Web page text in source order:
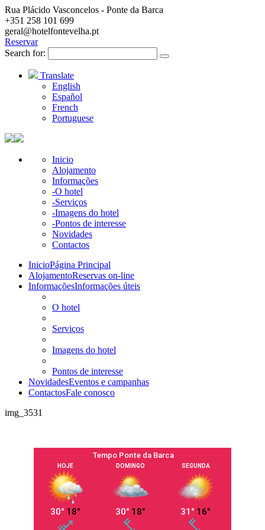
Rua Plácido Vasconcelos - Ponte da Barca
+351 258 101 699
geral@hotelfontevelha.pt
Reservar
Search for:
Translate
English
Español
French
Portuguese
Inicio
Alojamento
Informações
-O hotel
-Serviços
-Imagens do hotel
-Pontos de interesse
Novidades
Contactos
InicioPágina Principal
AlojamentoReservas on-line
InformaçõesInformações úteis
O hotel
Serviços
Imagens do hotel
Pontos de interesse
NovidadesEventos e campanhas
ContactosFale conosco
img_3531